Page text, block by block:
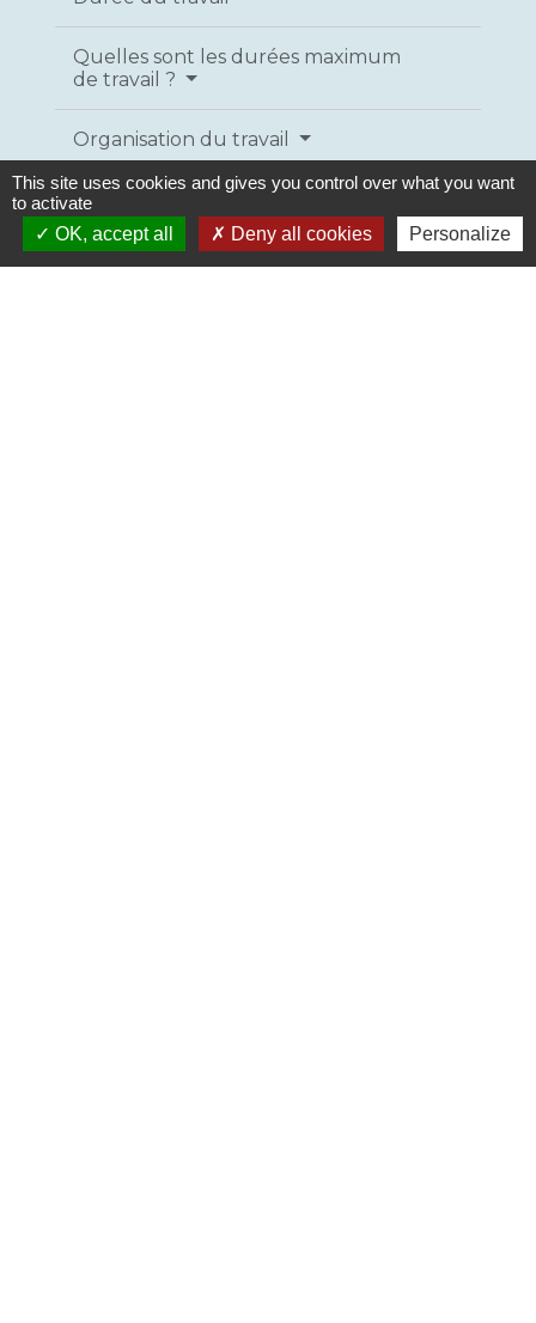
Quelles sont les durées maximum
de travail ?
Organisation du travail
Textes de référence
This site uses cookies and gives you control over what you want
to activate
OK, accept all
Deny all cookies Personalize